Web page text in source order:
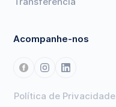
Acompanhe-nos
Política de Privacidade